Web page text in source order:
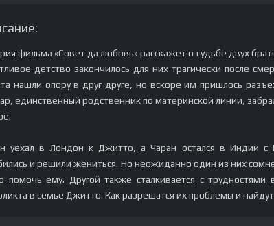
фильма «Совет да любовь» расскажет о судьбе двух
детство закончилось для них трагически после
нашли опору в друг друге, но вскоре им пришлось
единственный родственник по материнской линии,
уехал в Лондон к Джитто, а Чаран остался в Индии с
и решили жениться. Но неожиданно один из них
помочь ему. Другой также сталкивается с трудностями
в семье Джитто. Как разрешатся их проблемы и найдут